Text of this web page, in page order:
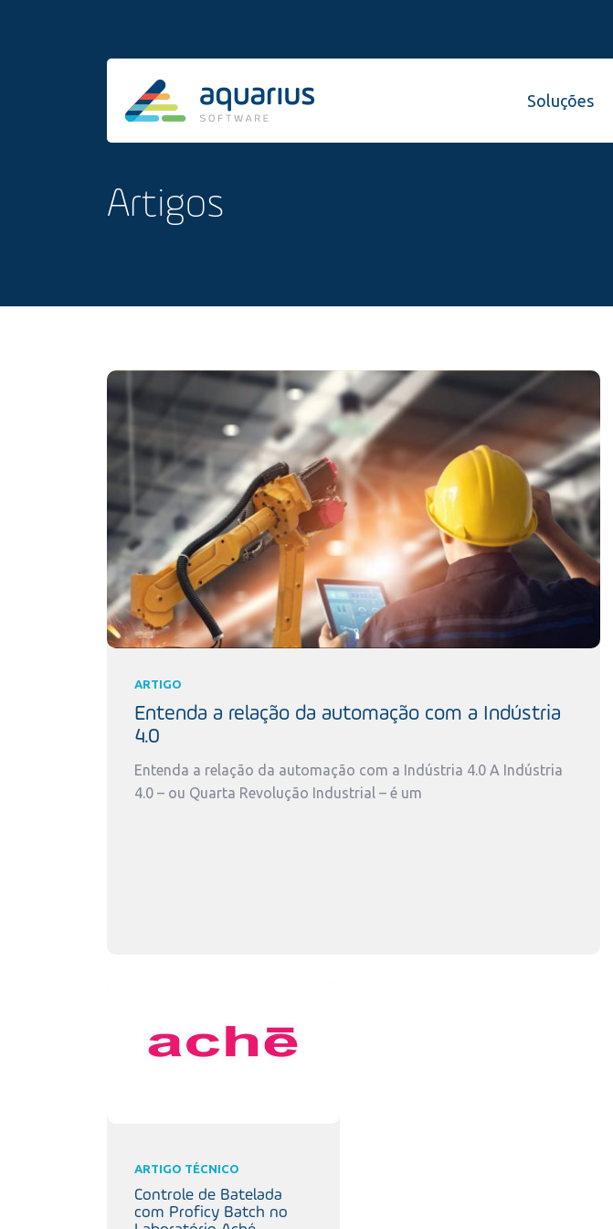
Soluções
Artigos
ARTIGO
Entenda a relação da automação com a Indústria
4.0
Entenda a relação da automação com a Indústria 4.0 A Indústria
4.0 – ou Quarta Revolução Industrial – é um
ARTIGO TÉCNICO
Controle de Batelada
com Proficy Batch no